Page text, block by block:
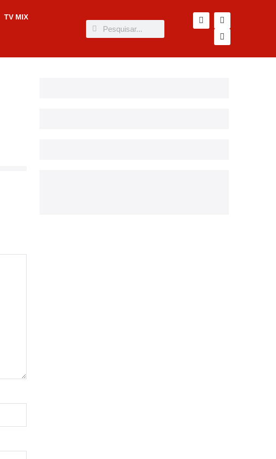
TV MIX